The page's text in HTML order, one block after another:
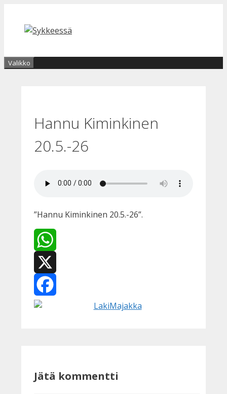
sisältöön
Valikko
Hannu Kiminkinen
20.5.-26
”Hannu Kiminkinen 20.5.-26”.
WhatsApp
X
Facebook
Jätä kommentti